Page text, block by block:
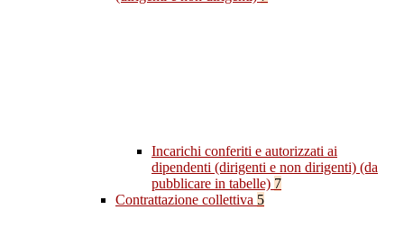
Incarichi conferiti e autorizzati ai
dipendenti (dirigenti e non dirigenti) (da
pubblicare in tabelle) 7
Contrattazione collettiva 5